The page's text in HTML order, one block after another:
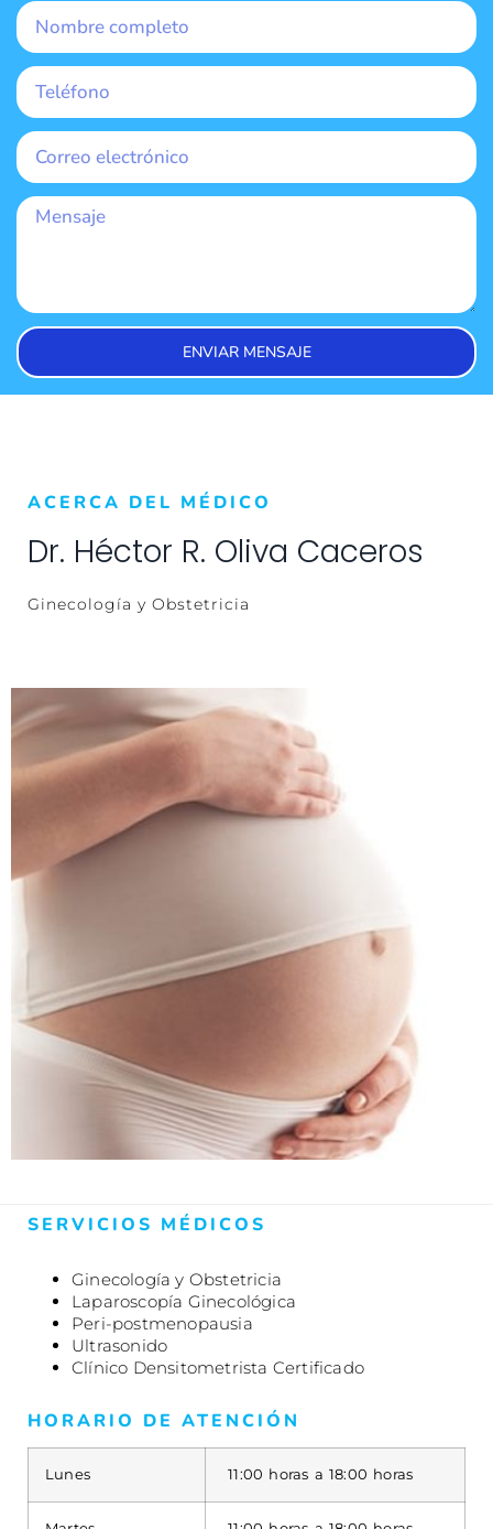
ENVIAR MENSAJE
ACERCA DEL MÉDICO
Dr. Héctor R. Oliva Caceros
Ginecología y Obstetricia
SERVICIOS MÉDICOS
Ginecología y Obstetricia
Laparoscopía Ginecológica
Peri-postmenopausia
Ultrasonido
Clínico Densitometrista Certificado
HORARIO DE ATENCIÓN
Lunes 11:00 horas a 18:00 horas